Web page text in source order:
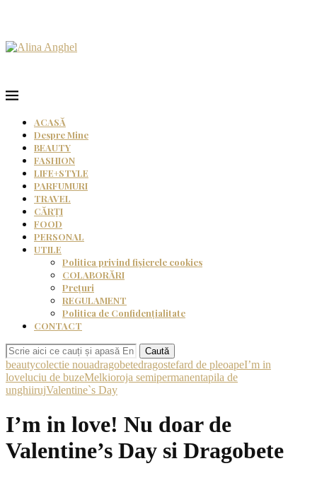
ACASĂ
Despre Mine
BEAUTY
FASHION
LIFE+STYLE
PARFUMURI
TRAVEL
CĂRȚI
FOOD
PERSONAL
UTILE
Politica privind fișierele cookies
COLABORĂRI
Prețuri
REGULAMENT
Politica de Confidențialitate
CONTACT
Caută
beautycolectie nouadragobetedragostefard de pleoapeI’m in
loveluciu de buzeMelkioroja semipermanentapila de
unghiirujValentine`s Day
I’m in love! Nu doar de
Valentine’s Day si Dragobete